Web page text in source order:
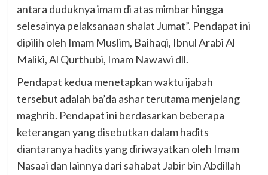
antara duduknya imam di atas mimbar hingga
selesainya pelaksanaan shalat Jumat”. Pendapat ini
dipilih oleh Imam Muslim, Baihaqi, Ibnul Arabi Al
Maliki, Al Qurthubi, Imam Nawawi dll.
Pendapat kedua menetapkan waktu ijabah
tersebut adalah ba’da ashar terutama menjelang
maghrib. Pendapat ini berdasarkan beberapa
keterangan yang disebutkan dalam hadits
diantaranya hadits yang diriwayatkan oleh Imam
Nasaai dan lainnya dari sahabat Jabir bin Abdillah